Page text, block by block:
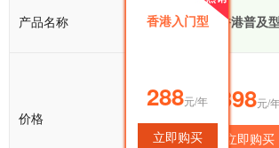
产品名称 香港入门型 香港普及型
价格
288元/年
立即购买
398元/
立即购买
香港入门型
288元/年
立即购买